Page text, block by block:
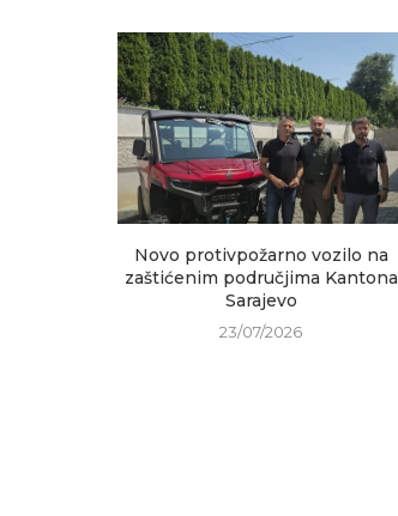
Novo protivpožarno vozilo na
zaštićenim područjima Kantona
Sarajevo
23/07/2026